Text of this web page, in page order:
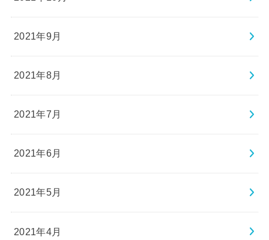
2021年9月
2021年8月
2021年7月
2021年6月
2021年5月
2021年4月